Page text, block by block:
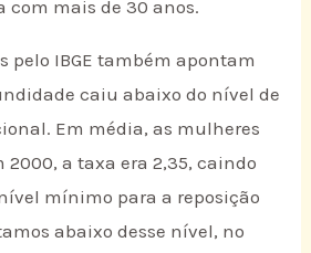
com mais de 30 anos.
pelo IBGE também apontam
caiu abaixo do nível de
Em média, as mulheres
2000, a taxa era 2,35, caindo
mínimo para a reposição
abaixo desse nível, no